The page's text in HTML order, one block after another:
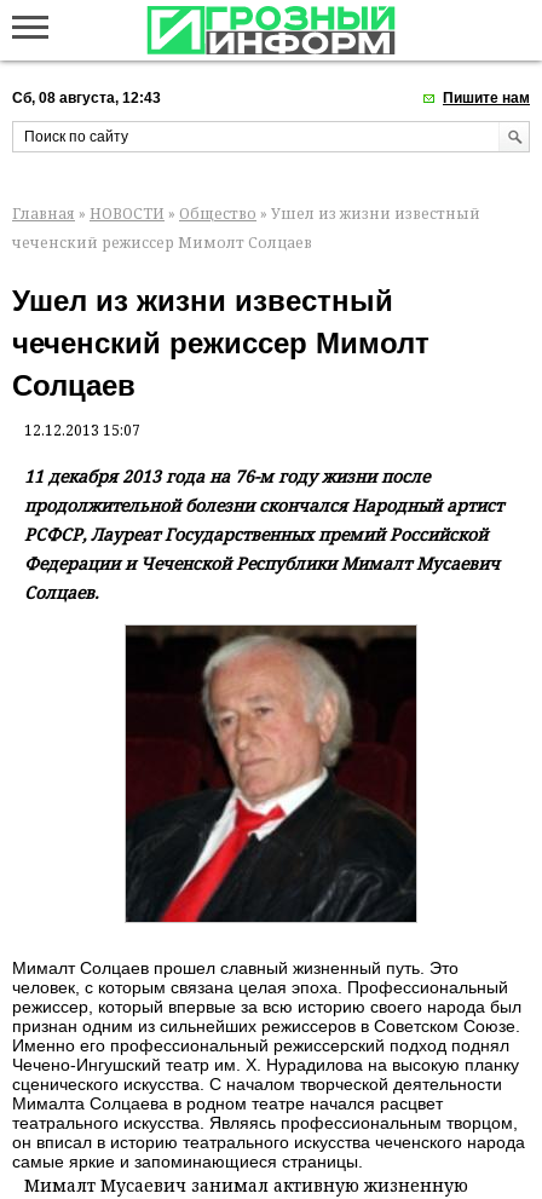
Сб, 08 августа, 12:43 Пишите нам
Главная » НОВОСТИ » Общество » Ушел из жизни известный
чеченский режиссер Мимолт Солцаев
Ушел из жизни известный
чеченский режиссер Мимолт
Солцаев
12.12.2013 15:07
11 декабря 2013 года на 76-м году жизни после
продолжительной болезни скончался Народный артист
РСФСР, Лауреат Государственных премий Российской
Федерации и Чеченской Республики Мималт Мусаевич
Солцаев.
Мималт Солцаев прошел славный жизненный путь. Это
человек, с которым связана целая эпоха. Профессиональный
режиссер, который впервые за всю историю своего народа был
признан одним из сильнейших режиссеров в Советском Союзе.
Именно его профессиональный режиссерский подход поднял
Чечено-Ингушский театр им. Х. Нурадилова на высокую планку
сценического искусства. С началом творческой деятельности
Мималта Солцаева в родном театре начался расцвет
театрального искусства. Являясь профессиональным творцом,
он вписал в историю театрального искусства чеченского народа
самые яркие и запоминающиеся страницы.
Мималт Мусаевич занимал активную жизненную